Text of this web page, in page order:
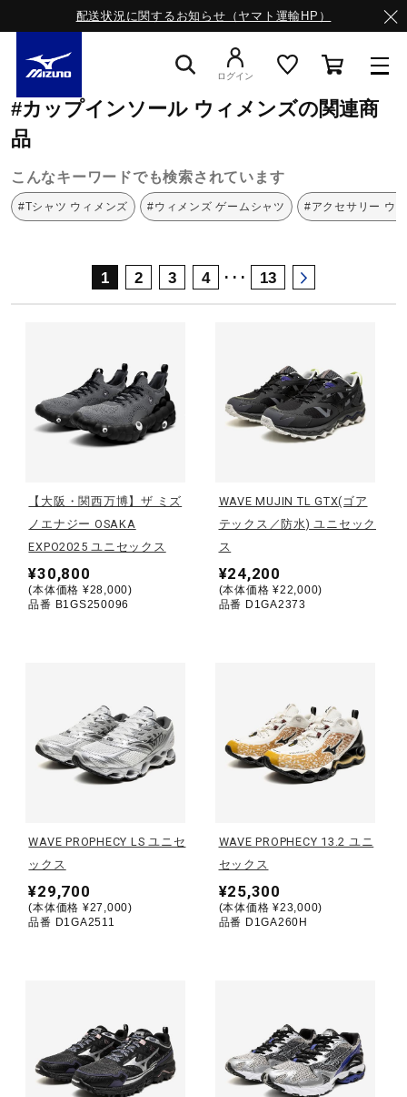
配送状況に関するお知らせ（ヤマト運輸HP）
ライフスタイルウエア
ランニング
トレーニング
ゴルフ
スイム
テニス／ソフトテニス
卓球
柔道
ログイン
ミズノ公式オンライン ウィメンズ
#カップインソール ウィメンズの関連商
品
こんなキーワードでも検索されています
#Tシャツ ウィメンズ #ウィメンズ ゲームシャツ #アクセサリー ウ
1 2 3 4 ･･･ 13
【大阪・関西万博】ザ ミズ
ノエナジー OSAKA
EXPO2025 ユニセックス
¥30,800
(本体価格 ¥28,000)
品番 B1GS250096
WAVE MUJIN TL GTX(ゴア
テックス／防水) ユニセック
ス
¥24,200
(本体価格 ¥22,000)
品番 D1GA2373
WAVE PROPHECY LS ユニセ
ックス
¥29,700
(本体価格 ¥27,000)
品番 D1GA2511
WAVE PROPHECY 13.2 ユニ
セックス
¥25,300
(本体価格 ¥23,000)
品番 D1GA260H